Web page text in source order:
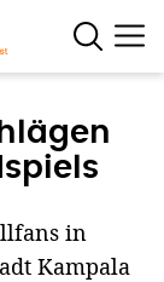
in
Kampala